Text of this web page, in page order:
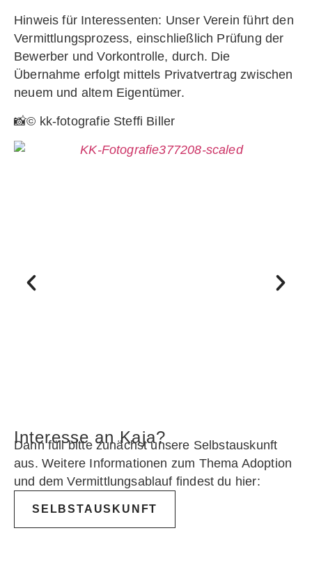
Hinweis für Interessenten: Unser Verein führt den
Vermittlungsprozess, einschließlich Prüfung der
Bewerber und Vorkontrolle, durch. Die
Übernahme erfolgt mittels Privatvertrag zwischen
neuem und altem Eigentümer.
📸© kk-fotografie Steffi Biller
Interesse an Kaja?
Dann füll bitte zunächst unsere Selbstauskunft
aus. Weitere Informationen zum Thema Adoption
und dem Vermittlungsablauf findest du hier:
SELBSTAUSKUNFT